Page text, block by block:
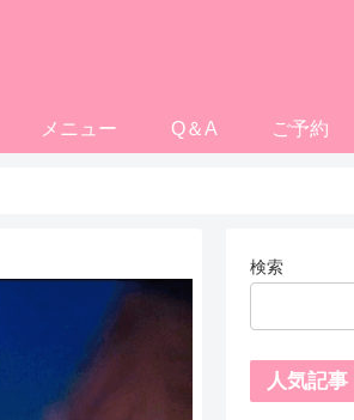
メニュー Q＆A ご予約
検索
人気記事